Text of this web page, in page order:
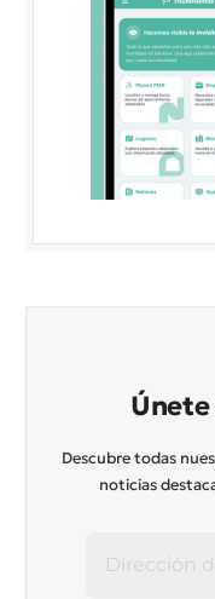
Descubre todas
noticias